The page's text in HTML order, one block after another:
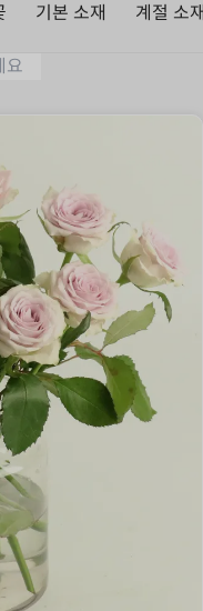
기본 소재 계절 소